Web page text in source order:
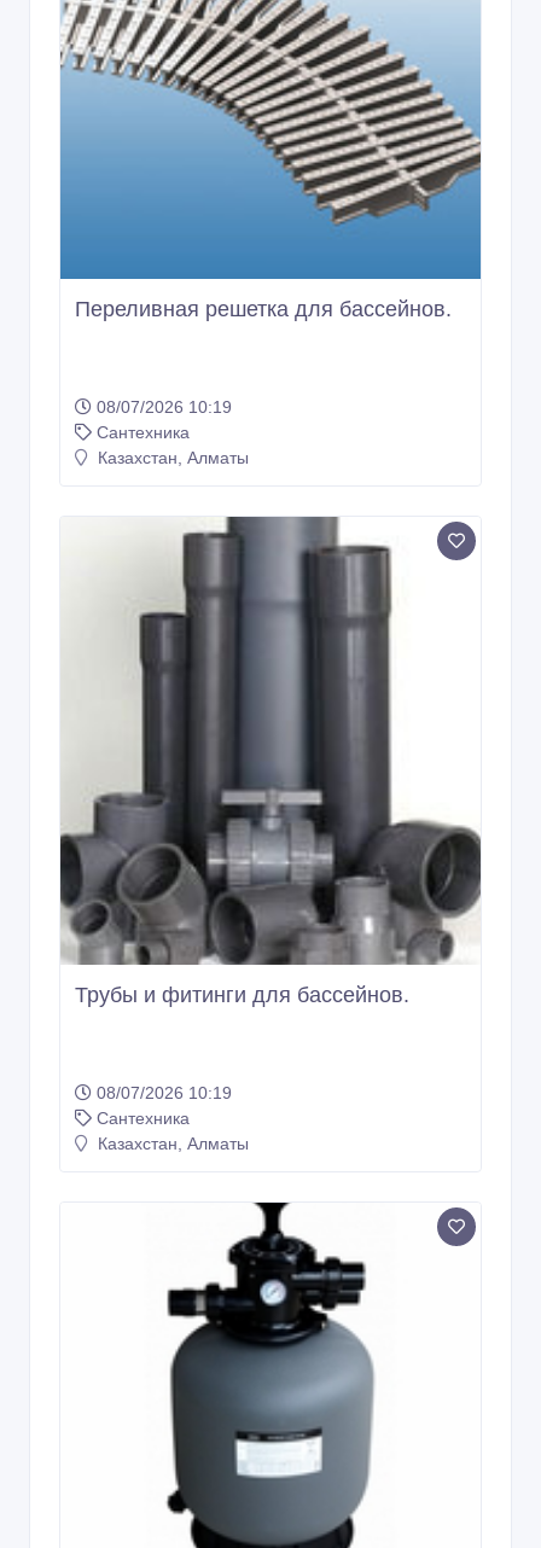
Переливная решетка для бассейнов.
08/07/2026 10:19
Сантехника
Казахстан, Алматы
Трубы и фитинги для бассейнов.
08/07/2026 10:19
Сантехника
Казахстан, Алматы